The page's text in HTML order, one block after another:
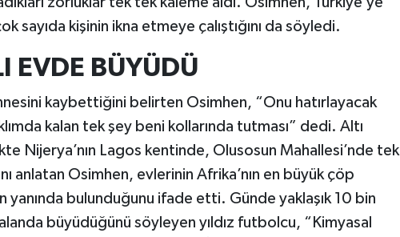
sayıda kişinin ikna etmeye çalıştığını da söyledi.
EVDE BÜYÜDÜ
kaybettiğini belirten Osimhen, “Onu hatırlayacak
kalan tek şey beni kollarında tutması” dedi. Altı
Nijerya’nın Lagos kentinde, Olusosun Mahallesi’nde tek
anlatan Osimhen, evlerinin Afrika’nın en büyük çöp
yanında bulunduğunu ifade etti. Günde yaklaşık 10 bin
büyüdüğünü söyleyen yıldız futbolcu, “Kimyasal